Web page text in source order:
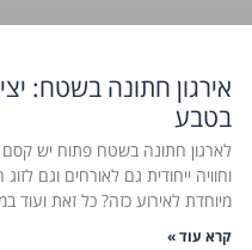
אירגון חתונה בשטח:
בטבע
לארגון חתונה בשטח פתוח יש קסם
וחוויה ייחודית גם לאורחים וגם
מיוחדת לאירוע כזה? כל זאת ועוד
קרא עוד »